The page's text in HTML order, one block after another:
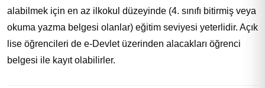
alabilmek için en az ilkokul düzeyinde (4. sınıfı bitirmiş veya
okuma yazma belgesi olanlar) eğitim seviyesi yeterlidir. Açık
lise öğrencileri de e-Devlet üzerinden alacakları öğrenci
belgesi ile kayıt olabilirler.